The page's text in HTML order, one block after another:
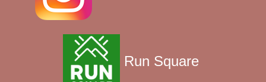
Run Square